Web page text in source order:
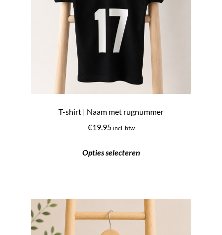
T-shirt | Naam met rugnummer
€19.95 incl. btw
Opties selecteren